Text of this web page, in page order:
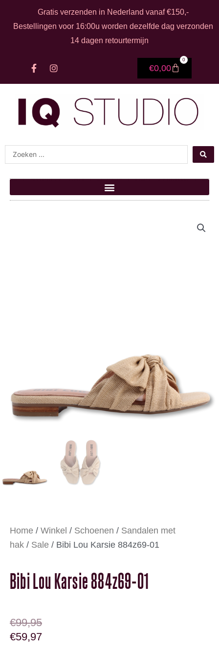
Ga naar de inhoud
Gratis verzenden in Nederland vanaf €150,-
Bestellingen voor 16:00u worden dezelfde dag verzonden
14 dagen retourtermijn
F
a
b
o
o
k
f
I
n
a
g
a
€0,00
0
Search ...
Home / Winkel / Schoenen / Sandalen met
hak / Sale / Bibi Lou Karsie 884z69-01
Bibi Lou Karsie 884z69-01
€99,95
OORSPRONKELIJKE PRIJS WAS: €99,95.
€59,97
HUIDIGE PRIJS IS: €59,97.